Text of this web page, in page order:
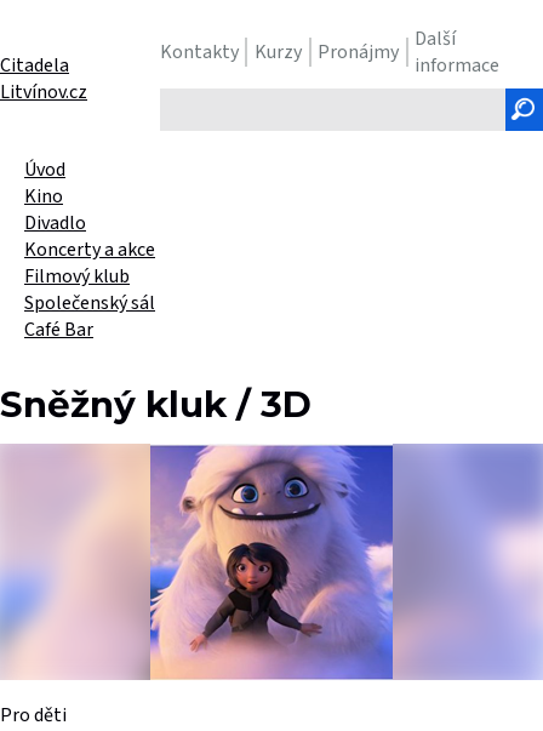
Kontakty Kurzy Pronájmy
Další
informace
text
Citadela
Litvínov.cz
Úvod
Kino
Divadlo
Koncerty a akce
Filmový klub
Společenský sál
Café Bar
Sněžný kluk / 3D
Pro děti